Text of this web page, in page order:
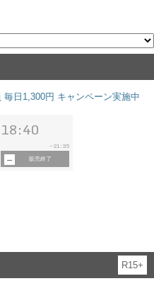
日1,300円 キャンペーン実施中
18:40
~ 21:35
販売終了
R15+